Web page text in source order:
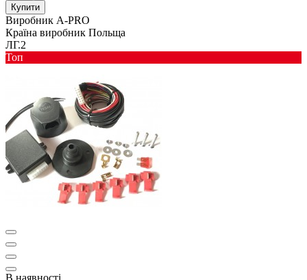
Купити
Виробник A-PRO
Країна виробник Польща
ЛГ.2
Toп
В наявності